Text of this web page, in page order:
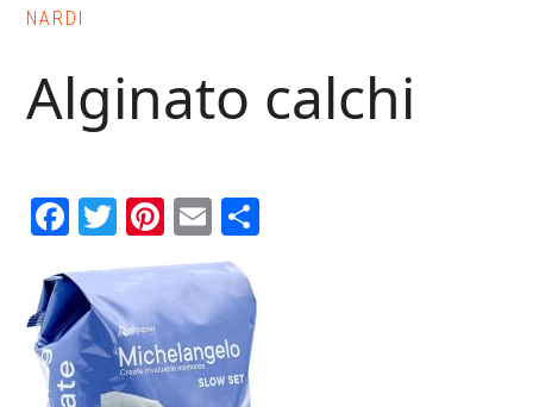
NARDI
Alginato calchi
Facebook
TwitterPinterest
Email